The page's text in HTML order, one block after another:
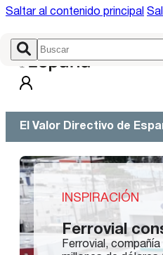
Saltar al contenido principal
El Valor Directivo de
INSPIRACIÓN
Ferrovial
Ferrovial,